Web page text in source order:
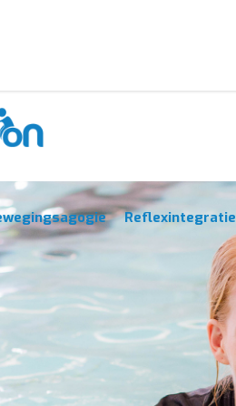
Reflexintegratie